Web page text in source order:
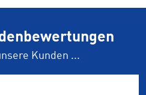
Kunden ...